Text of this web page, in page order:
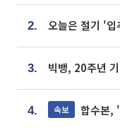
2. 오늘은 절기 '
3.
4. 속보 합수본, '통